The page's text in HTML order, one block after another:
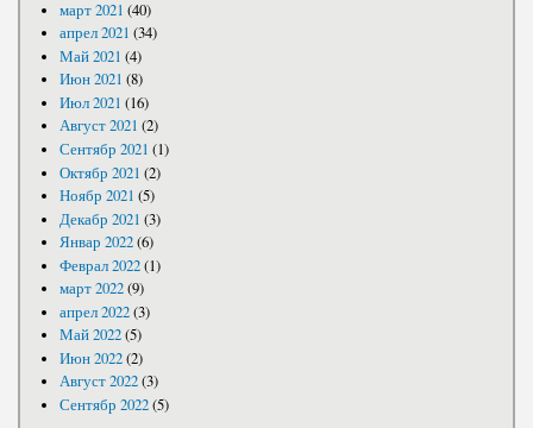
март 2021 (40)
апрел 2021 (34)
Май 2021 (4)
Июн 2021 (8)
Июл 2021 (16)
Август 2021 (2)
Сентябр 2021 (1)
Октябр 2021 (2)
Ноябр 2021 (5)
Декабр 2021 (3)
Январ 2022(6)
Феврал 2022(1)
март 2022(9)
апрел 2022(3)
Май 2022(5)
Июн 2022(2)
Август 2022(3)
Сентябр 2022(5)